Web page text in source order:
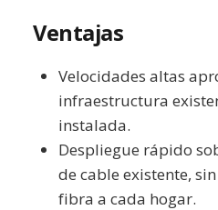
Ventajas
Velocidades altas
infraestructura
instalada.
Despliegue rápido
de cable existente,
fibra a cada hogar.